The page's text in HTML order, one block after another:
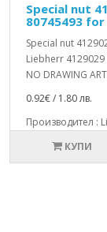
Special nut
80745493
Special nut
Liebherr 4129029
NO DRAWING
0.92€ / 1.80 лв.
Производител :
КУПИ